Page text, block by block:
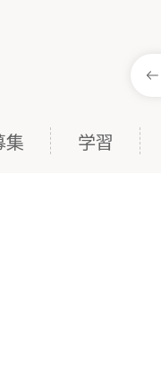
集 学習